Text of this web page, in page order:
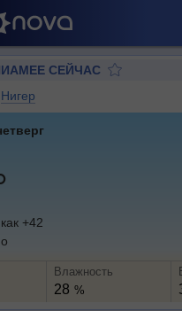
СЕЙЧАС
Нигер
+42
Влажность
28 %